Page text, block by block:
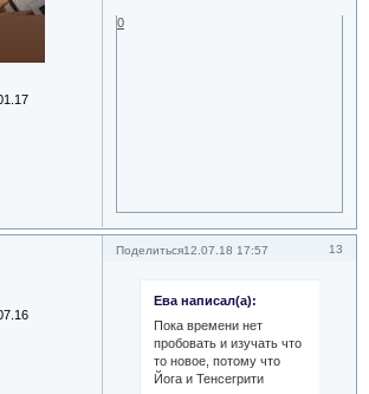
0
Поделиться 13
12.07.18 17:57
Ева написал(а):
Пока времени нет
пробовать и изучать что
то новое, потому что
Йога и Тенсегрити